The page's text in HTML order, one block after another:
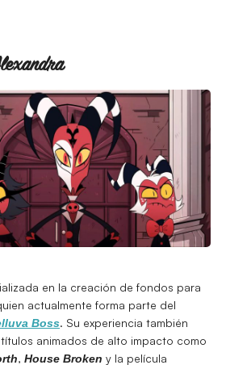
en la creación de fondos para
actualmente forma parte del
Boss. Su experiencia también
animados de alto impacto como
, House Broken y la película